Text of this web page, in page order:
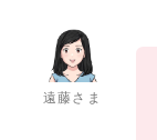
遠藤さま